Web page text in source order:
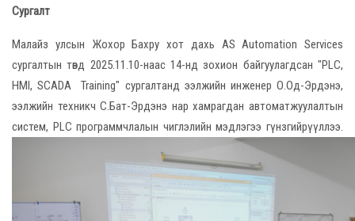
Сургалт
Малайз улсын Жохор Бахру хот дахь AS Automation Services
сургалтын төвд 2025.11.10-наас 14-нд зохион байгуулагдсан "PLC,
HMI, SCADA Training" сургалтанд ээлжийн инженер О.Од-Эрдэнэ,
ээлжийн техникч С.Бат-Эрдэнэ нар хамрагдан автоматжуулалтын
систем, PLC программчлалын чиглэлийн мэдлэгээ гүнзгийрүүллээ.